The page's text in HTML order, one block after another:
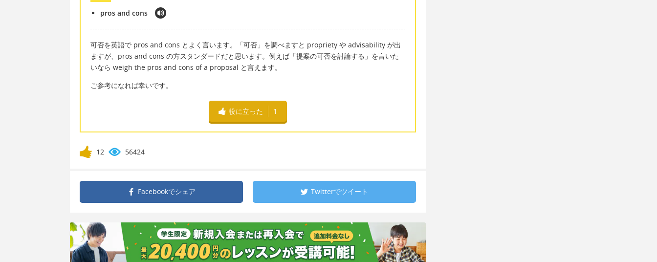
pros and cons
可否を英語で pros and cons とよく言います。「可否」を調べますと propriety や advisability が出
ますが、pros and cons の方スタンダードだと思います。例えば「提案の可否を討論する」を言いた
いなら weigh the pros and cons of a proposal と言えます。
ご参考になれば幸いです。
役に立った 1
12 56424
Facebookでシェア Twitterでツイート